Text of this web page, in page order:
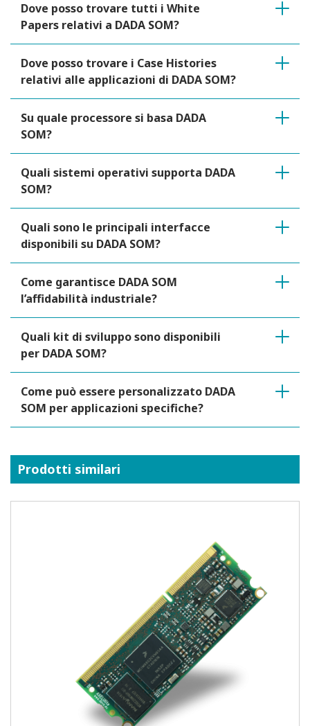
Dove posso trovare tutti i White
Papers relativi a DADA SOM?
Dove posso trovare i Case Histories
relativi alle applicazioni di DADA SOM?
Su quale processore si basa DADA
SOM?
Quali sistemi operativi supporta DADA
SOM?
Quali sono le principali interfacce
disponibili su DADA SOM?
Come garantisce DADA SOM
l’affidabilità industriale?
Quali kit di sviluppo sono disponibili
per DADA SOM?
Come può essere personalizzato DADA
SOM per applicazioni specifiche?
Prodotti similari